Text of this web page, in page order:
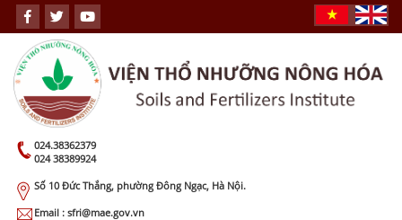
024.38362379
024 38389924
Số 10 Đức Thắng, phường Đông Ngạc, Hà Nội.
Email : sfri@mae.gov.vn